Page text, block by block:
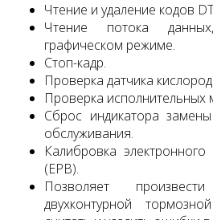
Чтение и удаление кодов
Чтение потока
графическом режиме.
Стоп-кадр.
Проверка датчика
Проверка исполнительных
Сброс индикатора
обслуживания.
Калибровка
(EPB).
Позволяет
двухконтурной